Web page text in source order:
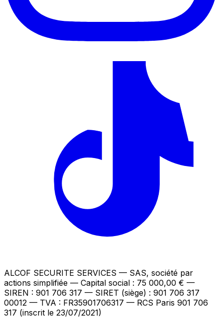
ALCOF SECURITE SERVICES — SAS, société par
actions simplifiée — Capital social : 75 000,00 € —
SIREN : 901 706 317 — SIRET (siège) : 901 706 317
00012 — TVA : FR35901706317 — RCS Paris 901 706
317 (inscrit le 23/07/2021)